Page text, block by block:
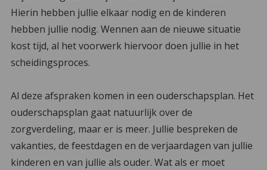
Hierin hebben jullie elkaar nodig en de kinderen
hebben jullie nodig. Wennen aan de nieuwe situatie
kost tijd, al het voorwerk hiervoor doen jullie in het
scheidingsproces.
Al deze afspraken komen in een ouderschapsplan. Het
ouderschapsplan gaat natuurlijk over de
zorgverdeling, maar er is meer. Jullie bespreken de
vakanties, de feestdagen en de verjaardagen van jullie
kinderen en van jullie als ouder. Wat als er moet